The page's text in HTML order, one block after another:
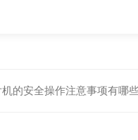
的安全操作注意事项有哪